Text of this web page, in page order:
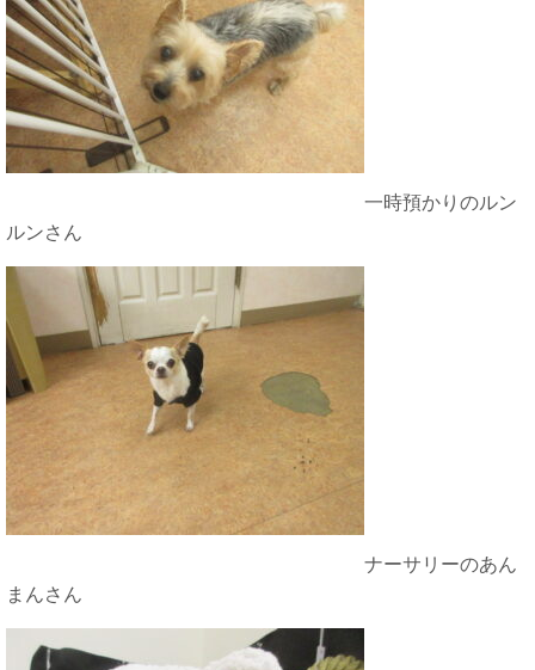
一時預かりのルン
ルンさん
ナーサリーのあん
まんさん